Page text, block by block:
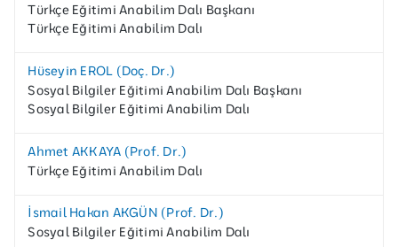
Türkçe Eğitimi Anabilim Dalı Başkanı
Türkçe Eğitimi Anabilim Dalı
Hüseyin EROL (Doç. Dr.)
Sosyal Bilgiler Eğitimi Anabilim Dalı Başkanı
Sosyal Bilgiler Eğitimi Anabilim Dalı
Ahmet AKKAYA (Prof. Dr.)
Türkçe Eğitimi Anabilim Dalı
İsmail Hakan AKGÜN (Prof. Dr.)
Sosyal Bilgiler Eğitimi Anabilim Dalı